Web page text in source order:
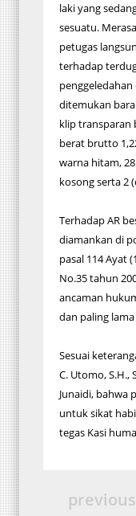
laki yang
sesuatu.
petugas
terhadap
ditemukan
klip transparan
berat brutto
warna hitam,
kosong serta 2
Terhadap AR
diamankan di
pasal 114 Ayat
No.35 tahun
ancaman
dan paling
Sesuai
C. Utomo, S.H.,
Junaidi, bahwa
untuk sikat
tegas Kasi
previous